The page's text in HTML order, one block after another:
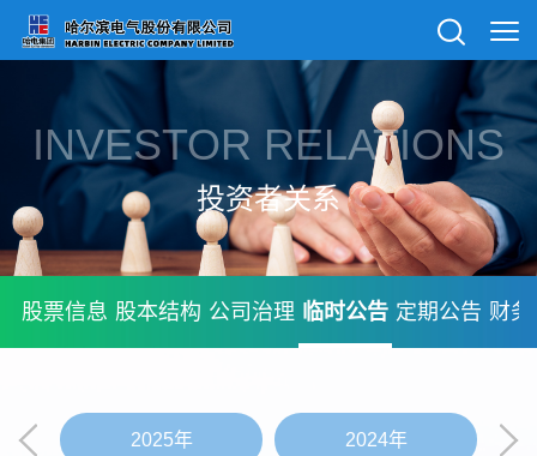
INVESTOR RELATIONS
投资者关系
股票信息 股本结构 公司治理 临时公告 定期公告 财
2025年 2024年